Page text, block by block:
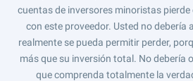
cuentas de inversores minoristas pierde
con este proveedor. Usted no debería
realmente se pueda permitir perder,
más que su inversión total. No debería
que comprenda totalmente la